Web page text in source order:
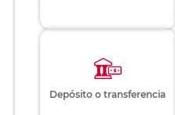
Depósito o transferencia